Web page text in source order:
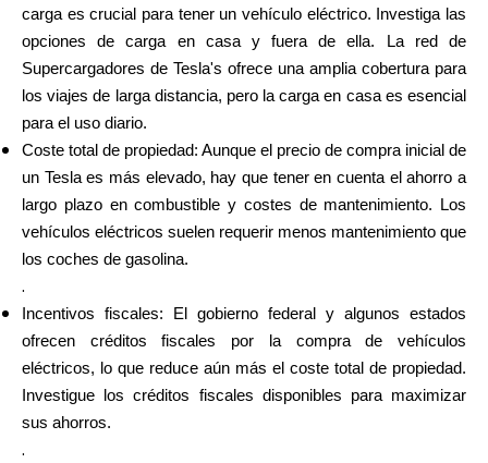
carga es crucial para tener un vehículo eléctrico. Investiga las
opciones de carga en casa y fuera de ella. La red de
Supercargadores de Tesla's ofrece una amplia cobertura para
los viajes de larga distancia, pero la carga en casa es esencial
para el uso diario.
Coste total de propiedad: Aunque el precio de compra inicial de
un Tesla es más elevado, hay que tener en cuenta el ahorro a
largo plazo en combustible y costes de mantenimiento. Los
vehículos eléctricos suelen requerir menos mantenimiento que
los coches de gasolina.
.
Incentivos fiscales: El gobierno federal y algunos estados
ofrecen créditos fiscales por la compra de vehículos
eléctricos, lo que reduce aún más el coste total de propiedad.
Investigue los créditos fiscales disponibles para maximizar
sus ahorros.
.